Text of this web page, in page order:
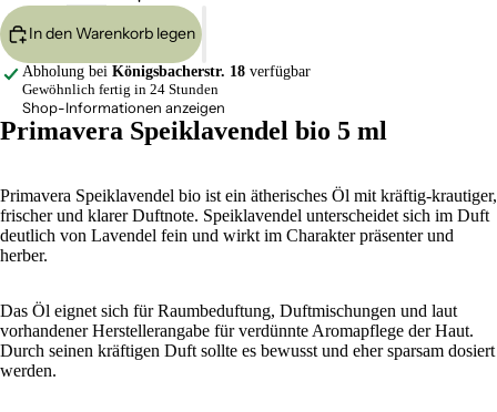
In den Warenkorb legen
Abholung bei Königsbacherstr. 18 verfügbar
Gewöhnlich fertig in 24 Stunden
Shop-Informationen anzeigen
Primavera Speiklavendel bio 5 ml
Primavera Speiklavendel bio ist ein ätherisches Öl mit kräftig-krautiger,
frischer und klarer Duftnote. Speiklavendel unterscheidet sich im Duft
deutlich von Lavendel fein und wirkt im Charakter präsenter und
herber.
Das Öl eignet sich für Raumbeduftung, Duftmischungen und laut
vorhandener Herstellerangabe für verdünnte Aromapflege der Haut.
Durch seinen kräftigen Duft sollte es bewusst und eher sparsam dosiert
werden.